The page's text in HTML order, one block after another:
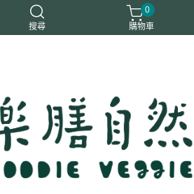
搜尋
0
購物車